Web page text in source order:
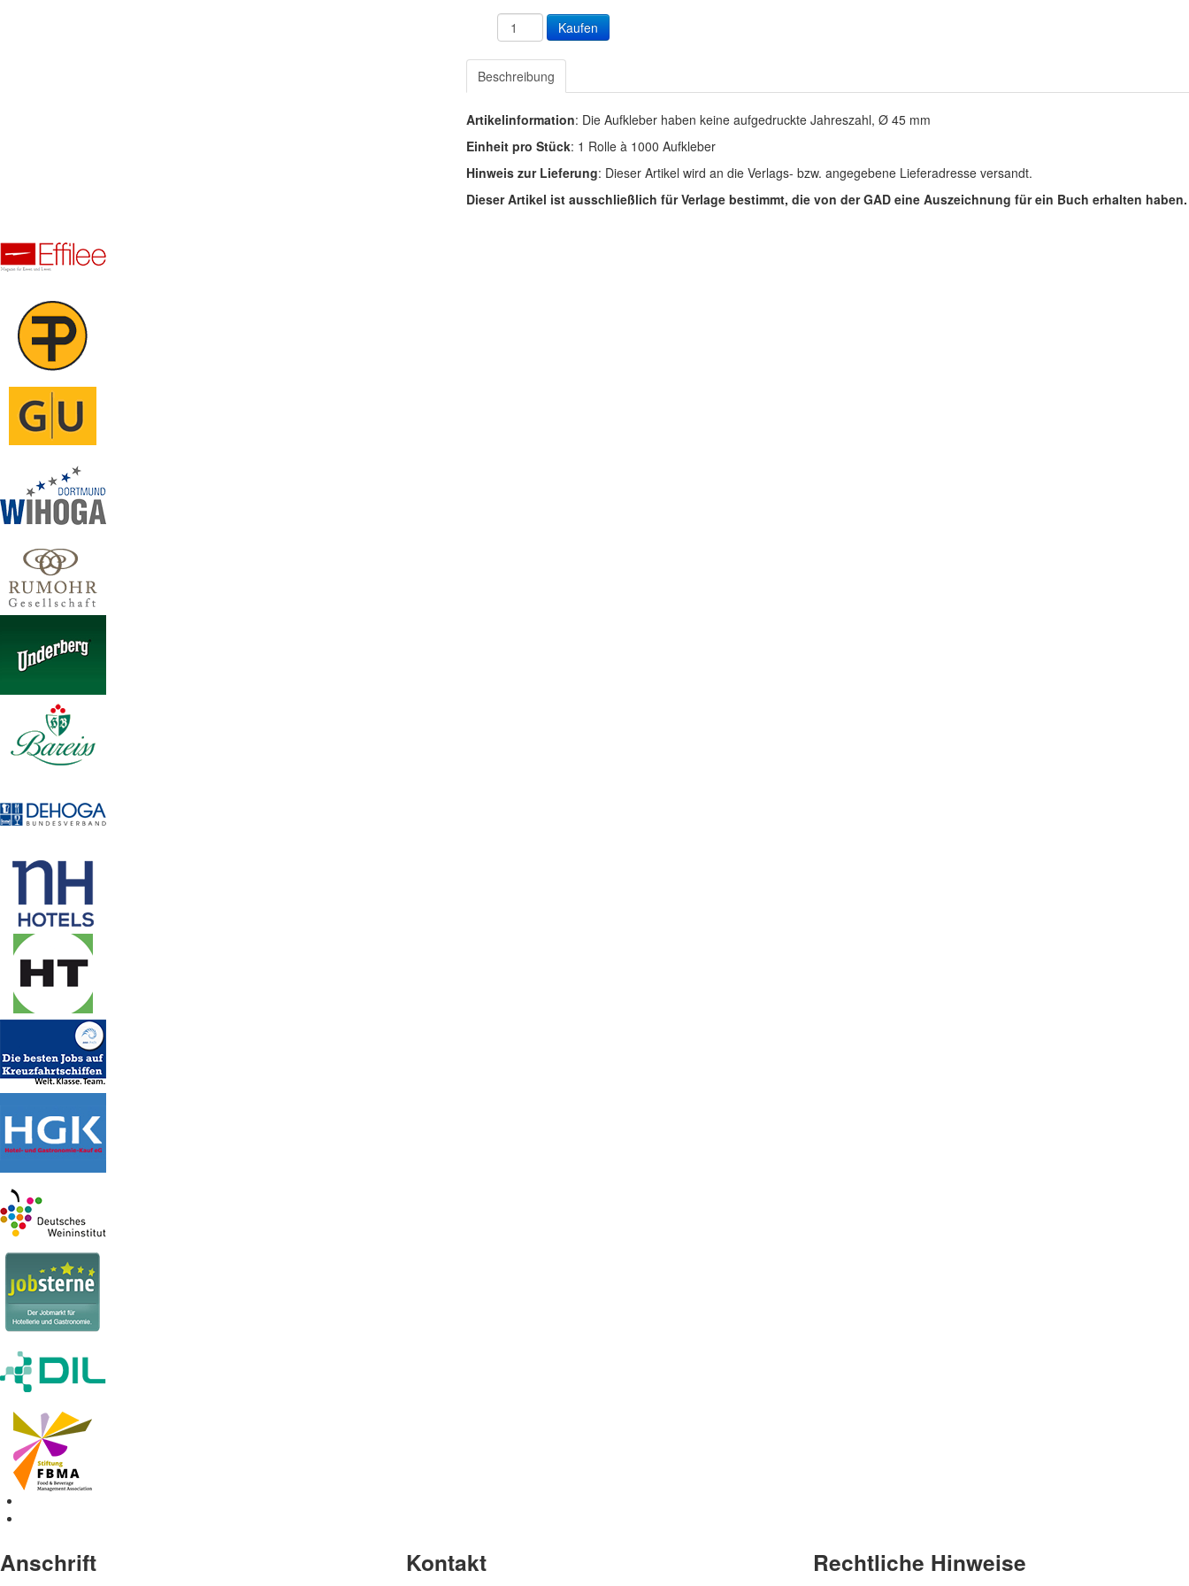
Beschreibung
Artikelinformation: Die Aufkleber haben keine aufgedruckte Jahreszahl, Ø 45 mm
Einheit pro Stück: 1 Rolle à 1000 Aufkleber
Hinweis zur Lieferung: Dieser Artikel wird an die Verlags- bzw. angegebene Lieferadresse versandt.
Dieser Artikel ist ausschließlich für Verlage bestimmt, die von der GAD eine Auszeichnung für ein Buch erhalten haben.
Anschrift Kontakt Rechtliche Hinweise